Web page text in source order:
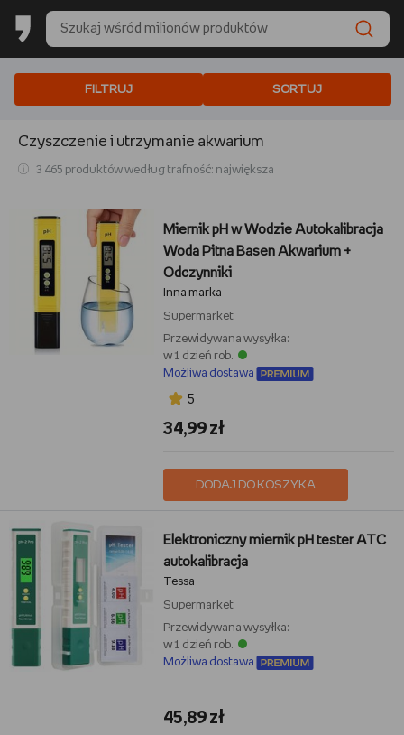
FILTRUJ SORTUJ
Czyszczenie i utrzymanie akwarium
3 465 produktów według trafność: największa
Miernik pH w Wodzie Autokalibracja
Woda Pitna Basen Akwarium +
Odczynniki
Inna marka
Supermarket
Przewidywana wysyłka:
w 1 dzień rob.
Możliwa dostawa
5
34,99 zł
DODAJ DO KOSZYKA
Elektroniczny miernik pH tester ATC
autokalibracja
Tessa
Supermarket
Przewidywana wysyłka:
w 1 dzień rob.
Możliwa dostawa
45,89 zł